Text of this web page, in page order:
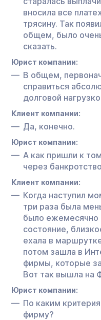
вносила все
трясину. Так
общем, было
сказать.
Юрист компании:
В общем,
справиться
долговой
Клиент компании:
Да, конечно.
Юрист компании:
А как пришли к
через
Клиент компании:
Когда наступил
три раза была
было ежемесячно
состояние,
ехала в
потом зашла в
фирмы, которые
Вот так вышла на
Юрист компании:
По каким
фирму?